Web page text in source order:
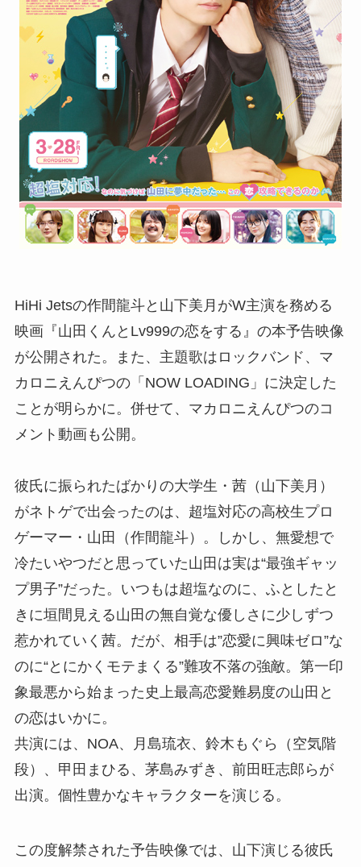
HiHi Jetsの作間龍斗と山下美月がW主演を務める
映画『山田くんとLv999の恋をする』の本予告映像
が公開された。また、主題歌はロックバンド、マ
カロニえんぴつの「NOW LOADING」に決定した
ことが明らかに。併せて、マカロニえんぴつのコ
メント動画も公開。
彼氏に振られたばかりの大学生・茜（山下美月）
がネトゲで出会ったのは、超塩対応の高校生プロ
ゲーマー・山田（作間龍斗）。しかし、無愛想で
冷たいやつだと思っていた山田は実は“最強ギャッ
プ男子”だった。いつもは超塩なのに、ふとしたと
きに垣間見える山田の無自覚な優しさに少しずつ
惹かれていく茜。だが、相手は”恋愛に興味ゼロ”な
のに“とにかくモテまくる”難攻不落の強敵。第一印
象最悪から始まった史上最高恋愛難易度の山田と
の恋はいかに。
共演には、NOA、月島琉衣、鈴木もぐら（空気階
段）、甲田まひる、茅島みずき、前田旺志郎らが
出演。個性豊かなキャラクターを演じる。
この度解禁された予告映像では、山下演じる彼氏